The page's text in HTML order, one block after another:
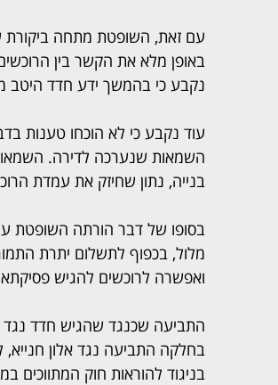
עם זאת, השופטת מתחה ביקורת
באופן מלא את הקשר בין
נקבע כי בהמשך ידע חדד היטב
עוד נקבע כי לא הוכחו טענות
בנייה, נתון שחיזק את עמדת
בסופו של דבר הורתה השופטת
מלול, בכפוף לתשלום יתרת
ואפשרה לרוכשים להגיש
התביעה שכנגד שהגיש חדד נגד
בחלקה התביעה נגד אלון חנייא,
בניגוד להוראות חוק המתווכים